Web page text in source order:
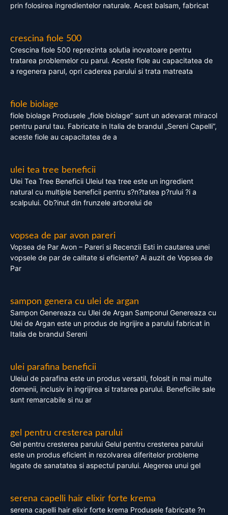
prin folosirea ingredientelor naturale. Acest balsam, fabricat
crescina fiole 500
Crescina fiole 500 reprezinta solutia inovatoare pentru
tratarea problemelor cu parul. Aceste fiole au capacitatea de
a regenera parul, opri caderea parului si trata matreata
fiole biolage
fiole biolage Produsele „fiole biolage” sunt un adevarat miracol
pentru parul tau. Fabricate in Italia de brandul „Sereni Capelli”,
aceste fiole au capacitatea de a
ulei tea tree beneficii
Ulei Tea Tree Beneficii Uleiul tea tree este un ingredient
natural cu multiple beneficii pentru s?n?tatea p?rului ?i a
scalpului. Ob?inut din frunzele arborelui de
vopsea de par avon pareri
Vopsea de Par Avon – Pareri si Recenzii Esti in cautarea unei
vopsele de par de calitate si eficiente? Ai auzit de Vopsea de
Par
sampon genera cu ulei de argan
Sampon Genereaza cu Ulei de Argan Samponul Genereaza cu
Ulei de Argan este un produs de ingrijire a parului fabricat in
Italia de brandul Sereni
ulei parafina beneficii
Uleiul de parafina este un produs versatil, folosit in mai multe
domenii, inclusiv in ingrijirea si tratarea parului. Beneficiile sale
sunt remarcabile si nu ar
gel pentru cresterea parului
Gel pentru cresterea parului Gelul pentru cresterea parului
este un produs eficient in rezolvarea diferitelor probleme
legate de sanatatea si aspectul parului. Alegerea unui gel
serena capelli hair elixir forte krema
serena capelli hair elixir forte krema Produsele fabricate ?n